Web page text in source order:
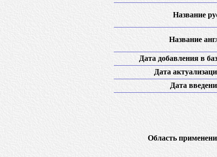
Название
Название
Дата добавления в
Дата
Дата
Область